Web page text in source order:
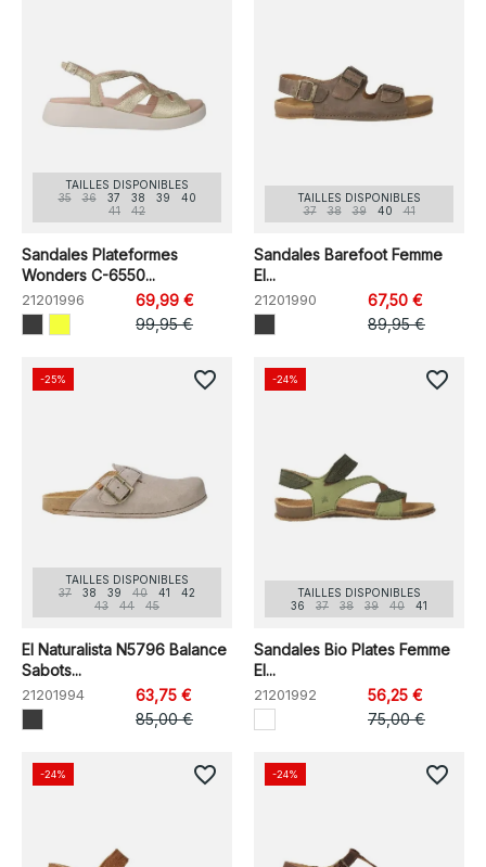
TAILLES DISPONIBLES
35
36 37 38 39
40
41
42
Sandales Plateformes
Wonders C-6550...
21201996
69,99 €
99,95 €
TAILLES DISPONIBLES
37
38 39 40 41
Sandales Barefoot Femme
El...
21201990
67,50 €
89,95 €
TAILLES DISPONIBLES
37
38 39 40 41
42
43
44 45
El Naturalista N5796 Balance
Sabots...
21201994
63,75 €
85,00 €
-25% favorite_border
TAILLES DISPONIBLES
36
37 38 39 40 41
Sandales Bio Plates Femme
El...
21201992
56,25 €
75,00 €
-24% favorite_border
-24% favorite_border -24% favorite_border